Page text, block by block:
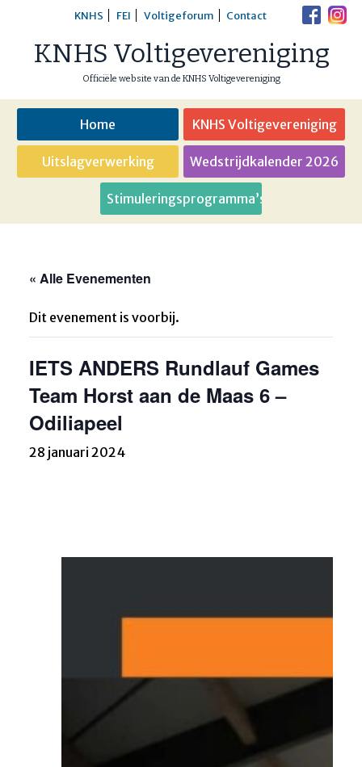
content
KNHS FEI Voltigeforum Contact
KNHS Voltigevereniging
Officiële website van de KNHS Voltigevereniging
Home KNHS Voltigevereniging
Uitslagverwerking Wedstrijdkalender 2026
Stimuleringsprogramma’s
« Alle Evenementen
Dit evenement is voorbij.
IETS ANDERS Rundlauf Games
Team Horst aan de Maas 6 –
Odiliapeel
28 januari 2024